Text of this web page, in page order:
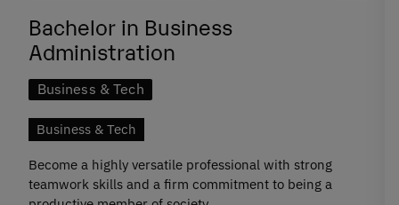
Bachelor in Business
Administration
Business & Tech
Business & Tech
Become a highly versatile professional with strong
teamwork skills and a firm commitment to being a